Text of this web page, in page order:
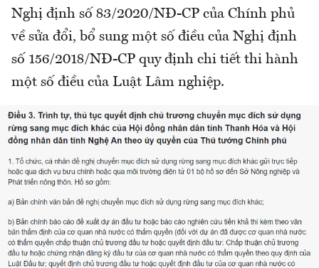
Nghị định số 83/2020/NĐ-CP của Chính phủ
về sửa đổi, bổ sung một số điều của Nghị định
số 156/2018/NĐ-CP quy định chi tiết thi hành
một số điều của Luật Lâm nghiệp.